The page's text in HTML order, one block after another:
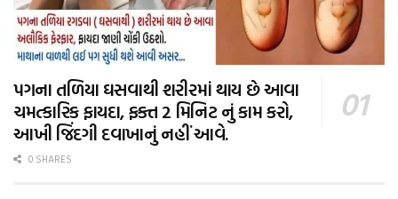
પગના તળિયા ઘસવાથી શરીરમાં થાય છે આવા
ચમત્કારિક ફાયદા, ફક્ત 2 મિનિટ નું કામ કરો,
આખી જિંદગી દવાખાનું નહીં આવે.
0 SHARES